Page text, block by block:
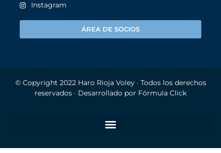
Instagram
ÁREA DE SOCIOS
© Copyright 2022 Haro Rioja Voley· Todos los derechos
reservados · Desarrollado por Fórmula Click